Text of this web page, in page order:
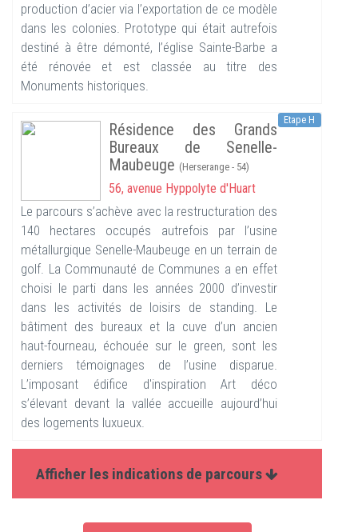
production d’acier via l’exportation de ce modèle
dans les colonies. Prototype qui était autrefois
destiné à être démonté, l’église Sainte-Barbe a
été rénovée et est classée au titre des
Monuments historiques.
Etape H
Résidence des Grands
Bureaux de Senelle-
Maubeuge (Herserange - 54)
56, avenue Hyppolyte d'Huart
Le parcours s’achève avec la restructuration des
140 hectares occupés autrefois par l’usine
métallurgique Senelle-Maubeuge en un terrain de
golf. La Communauté de Communes a en effet
choisi le parti dans les années 2000 d’investir
dans les activités de loisirs de standing. Le
bâtiment des bureaux et la cuve d’un ancien
haut-fourneau, échouée sur le green, sont les
derniers témoignages de l’usine disparue.
L’imposant édifice d'inspiration Art déco
s’élevant devant la vallée accueille aujourd’hui
des logements luxueux.
Afficher les indications de parcours